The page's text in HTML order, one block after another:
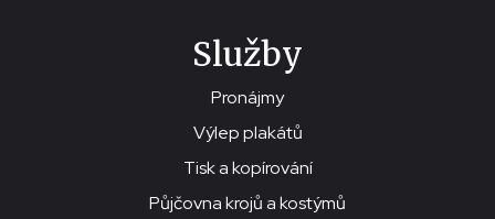
Služby
Pronájmy
Výlep plakátů
Tisk a kopírování
Půjčovna krojů a kostýmů